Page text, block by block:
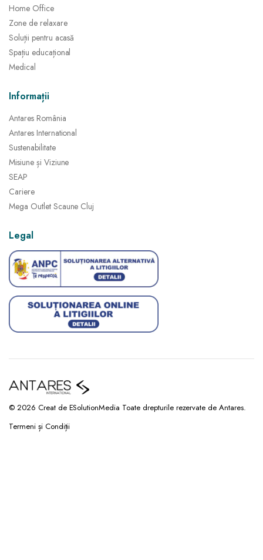
Home Office
Zone de relaxare
Soluții pentru acasă
Spațiu educațional
Medical
Informații
Antares România
Antares International
Sustenabilitate
Misiune și Viziune
SEAP
Cariere
Mega Outlet Scaune Cluj
Legal
© 2026 Creat de ESolutionMedia Toate drepturile rezervate de Antares.
Termeni și Condiții